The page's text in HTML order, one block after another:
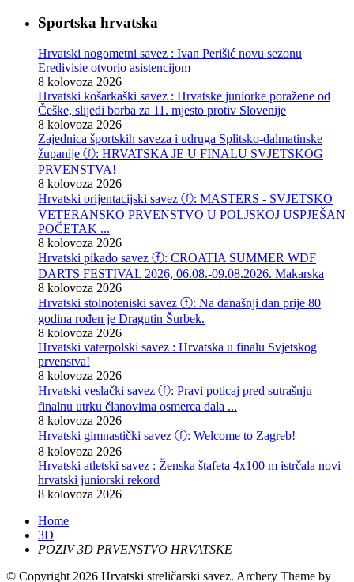
Sportska hrvatska
Hrvatski nogometni savez : Ivan Perišić novu sezonu
Eredivisie otvorio asistencijom
8 kolovoza 2026
Hrvatski košarkaški savez : Hrvatske juniorke poražene od
Češke, slijedi borba za 11. mjesto protiv Slovenije
8 kolovoza 2026
Zajednica športskih saveza i udruga Splitsko-dalmatinske
županije ⓕ: HRVATSKA JE U FINALU SVJETSKOG
PRVENSTVA!
8 kolovoza 2026
Hrvatski orijentacijski savez ⓕ: MASTERS - SVJETSKO
VETERANSKO PRVENSTVO U POLJSKOJ USPJEŠAN
POČETAK ...
8 kolovoza 2026
Hrvatski pikado savez ⓕ: CROATIA SUMMER WDF
DARTS FESTIVAL 2026, 06.08.-09.08.2026. Makarska
8 kolovoza 2026
Hrvatski stolnoteniski savez ⓕ: Na današnji dan prije 80
godina rođen je Dragutin Šurbek.
8 kolovoza 2026
Hrvatski vaterpolski savez : Hrvatska u finalu Svjetskog
prvenstva!
8 kolovoza 2026
Hrvatski veslački savez ⓕ: Pravi poticaj pred sutrašnju
finalnu utrku članovima osmerca dala ...
8 kolovoza 2026
Hrvatski gimnastički savez ⓕ: Welcome to Zagreb!
8 kolovoza 2026
Hrvatski atletski savez : Ženska štafeta 4x100 m istrčala novi
hrvatski juniorski rekord
8 kolovoza 2026
Home
3D
POZIV 3D PRVENSTVO HRVATSKE
© Copyright 2026 Hrvatski streličarski savez. Archery Theme by